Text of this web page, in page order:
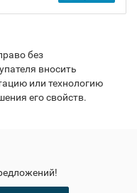
без
вносить
или технологию
его свойств.